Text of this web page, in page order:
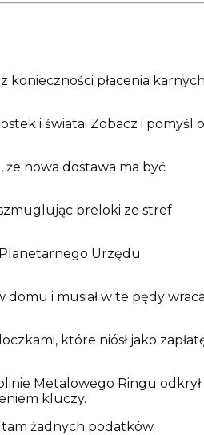
konieczności płacenia karnych
i świata. Zobacz i pomyśl o
że nowa dostawa ma być
breloki ze stref
Urzędu
domu i musiał w te pędy
które niósł jako
Metalowego Ringu odkrył
kluczy.
tam żadnych podatków.